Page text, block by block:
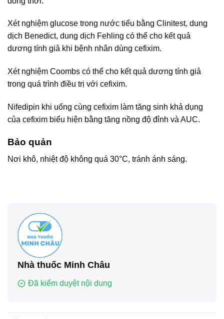
Xét nghiệm glucose trong nước tiểu bằng Clinitest, dung
dịch Benedict, dung dịch Fehling có thể cho kết quả
dương tính giả khi bệnh nhân dùng cefixim.
Xét nghiệm Coombs có thể cho kết quả dương tính giả
trong quá trình điều trị với cefixim.
Nifedipin khi uống cùng cefixim làm tăng sinh khả dụng
của cefixim biểu hiện bằng tăng nồng độ đỉnh và AUC.
Bảo quản
Nơi khô, nhiệt độ không quá 30°C, tránh ánh sáng.
Nhà thuốc Minh Châu
Đã kiểm duyệt nội dung